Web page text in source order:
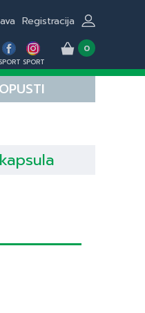
Registracija
SPORT SPORT
0